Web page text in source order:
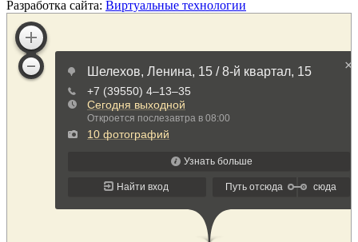
Разработка сайта: Виртуальные технологии